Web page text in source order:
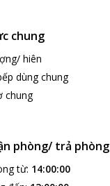
chung
hiên
dùng chung
chung
phòng/ trả phòng
từ: 14:00:00